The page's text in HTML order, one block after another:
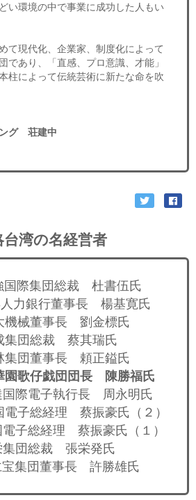
い環境の中で事業に成功した人もい
て現代化、企業家、制度化によって
であり、「直感、プロ意識、才能」
柱によって伝統芸術に新たな命を吹
ング 荘建中
湾の名経営者
際集団総裁 杜書伍氏
力銀行董事長 楊基寛氏
械董事長 劉金標氏
団総裁 蔡其瑞氏
団董事長 頼正鎰氏
歌仔戯団団長 陳勝福氏
際電子執行長 周永明氏
子総経理 蔡振豪氏（２）
子総経理 蔡振豪氏（１）
団総裁 張栄発氏
集団董事長 許勝雄氏